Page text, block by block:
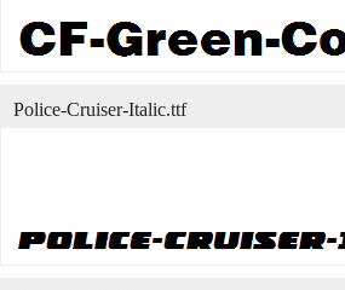
Police-Cruiser-Italic.ttf